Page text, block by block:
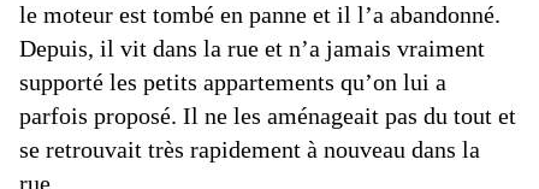
le moteur est tombé en panne et il l’a abandonné.
Depuis, il vit dans la rue et n’a jamais vraiment
supporté les petits appartements qu’on lui a
parfois proposé. Il ne les aménageait pas du tout et
se retrouvait très rapidement à nouveau dans la
rue.